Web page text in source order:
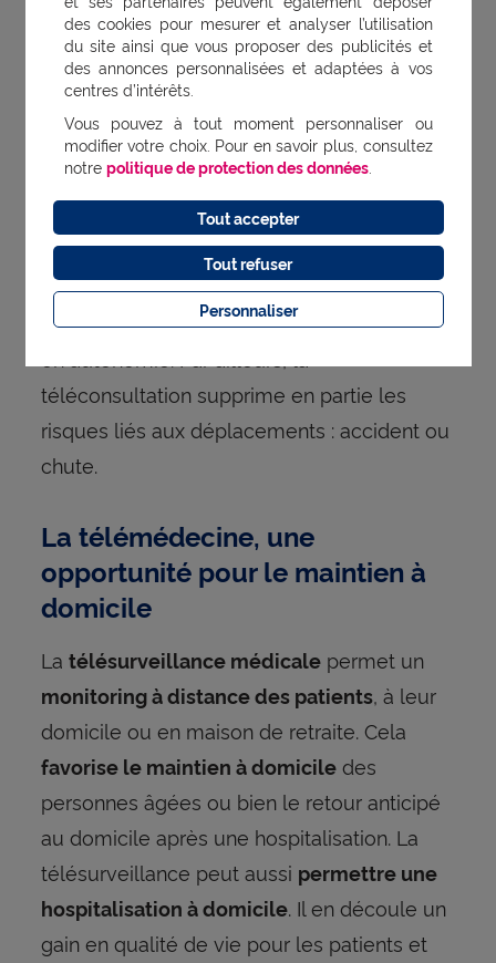
mobilité et un service adapté
aux personnes isolées
La suppression des transports offre un gain
de temps, d’énergie et de confort,
particulièrement appréciable pour les
séniors qui sont moins mobiles ou les
personnes en situation de handicap. En
téléconsultation, il est moinsnécessaire de
se faire accompagner: les séniors gagnent
téléconsultation supprime en partie les
risques liés aux déplacements : accident ou
chute.
La télémédecine, une
opportunité pour le maintien à
domicile
La télésurveillance médicalepermet un
monitoring à distance des patients, à leur
domicile ou en maison de retraite. Cela
favorise le maintien à domiciledes
personnes âgées ou bien le retour anticipé
au domicile après une hospitalisation. La
télésurveillance peut aussi permettre une
hospitalisation à domicile. Il en découle un
gain en qualité de vie pour les patients et
des cookies pour mesurer et analyser l’utilisation
du site ainsi que vous proposer des publicités et
des annonces personnalisées et adaptées à vos
centres d’intérêts.
Vous pouvez à tout moment personnaliser ou
modifier votre choix. Pour en savoir plus, consultez
notre politique de protection des données.
Personnaliser
Tout refuser
Tout accepter